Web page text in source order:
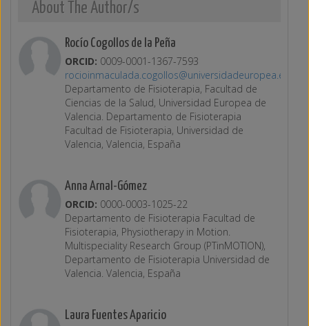
About The Author/s
Rocío Cogollos de la Peña
ORCID: 0009-0001-1367-7593
rocioinmaculada.cogollos@universidadeuropea.es
Departamento de Fisioterapia, Facultad de
Ciencias de la Salud, Universidad Europea de
Valencia. Departamento de Fisioterapia
Facultad de Fisioterapia, Universidad de
Valencia, Valencia, España
Anna Arnal-Gómez
ORCID: 0000-0003-1025-22
Departamento de Fisioterapia Facultad de
Fisioterapia, Physiotherapy in Motion.
Multispeciality Research Group (PTinMOTION),
Departamento de Fisioterapia Universidad de
Valencia. Valencia, España
Laura Fuentes Aparicio